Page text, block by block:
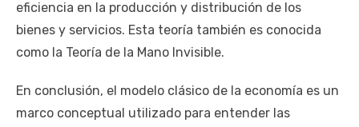
eficiencia en la producción y distribución de los
bienes y servicios. Esta teoría también es conocida
como la Teoría de la Mano Invisible.
En conclusión, el modelo clásico de la economía es un
marco conceptual utilizado para entender las